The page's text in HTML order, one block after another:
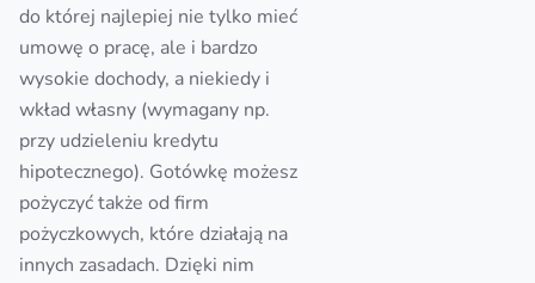
do której najlepiej nie tylko mieć
umowę o pracę, ale i bardzo
wysokie dochody, a niekiedy i
wkład własny (wymagany np.
przy udzieleniu kredytu
hipotecznego). Gotówkę możesz
pożyczyć także od firm
pożyczkowych, które działają na
innych zasadach. Dzięki nim